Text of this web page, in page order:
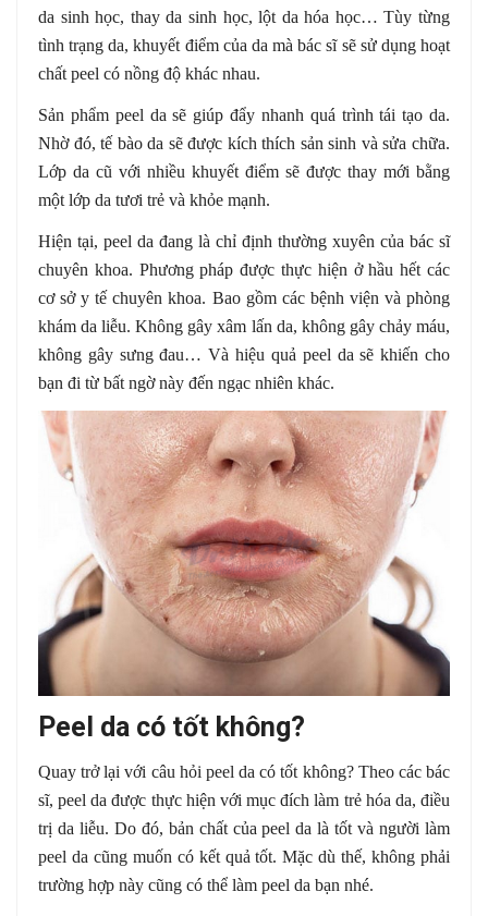
da sinh học, thay da sinh học, lột da hóa học… Tùy từng
tình trạng da, khuyết điểm của da mà bác sĩ sẽ sử dụng hoạt
chất peel có nồng độ khác nhau.
Sản phẩm peel da sẽ giúp đẩy nhanh quá trình tái tạo da.
Nhờ đó, tế bào da sẽ được kích thích sản sinh và sửa chữa.
Lớp da cũ với nhiều khuyết điểm sẽ được thay mới bằng
một lớp da tươi trẻ và khỏe mạnh.
Hiện tại, peel da đang là chỉ định thường xuyên của bác sĩ
chuyên khoa. Phương pháp được thực hiện ở hầu hết các
cơ sở y tế chuyên khoa. Bao gồm các bệnh viện và phòng
khám da liễu. Không gây xâm lấn da, không gây chảy máu,
không gây sưng đau… Và hiệu quả peel da sẽ khiến cho
bạn đi từ bất ngờ này đến ngạc nhiên khác.
Peel da có tốt không?
Quay trở lại với câu hỏi peel da có tốt không? Theo các bác
sĩ, peel da được thực hiện với mục đích làm trẻ hóa da, điều
trị da liễu. Do đó, bản chất của peel da là tốt và người làm
peel da cũng muốn có kết quả tốt. Mặc dù thế, không phải
trường hợp này cũng có thể làm peel da bạn nhé.